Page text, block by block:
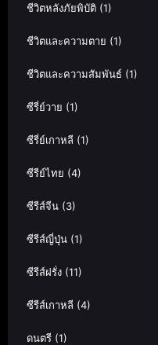
ชีวิตหลังภัยพิบัติ (1)
ชีวิตและความตาย (1)
ชีวิตและความสัมพันธ์ (1)
ซีรี่ย์วาย (1)
ซีรี่ย์เกาหลี (1)
ซีรีย์ไทย (4)
ซีรีส์จีน (3)
ซีรีส์ญี่ปุ่น (1)
ซีรีส์ฝรั่ง (11)
ซีรีส์เกาหลี (4)
ดนตรี (1)